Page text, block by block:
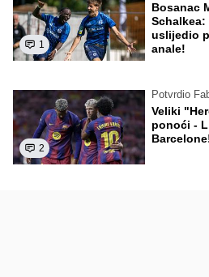
1
Bosanac
uslijedio
anale!
2
Potvrdio
Veliki
ponoći -